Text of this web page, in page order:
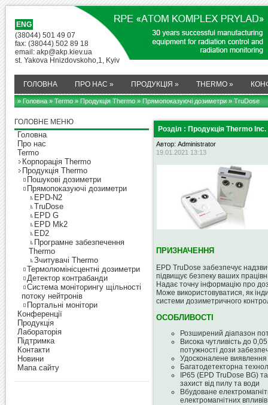
ENG
(38044) 501 49 07
fax: (38044) 502 89 18
email: akp@akp.kiev.ua
st. Yakova Hnizdovskoho,1, Kyiv
ГОЛОВНА ПРО НАС » ПРОДУКЦІЯ » THERMO »
» Головна»Termo»Продукція Thermo»Прямопоказуючі дозиметри» TruDose
ГОЛОВНЕ МЕНЮ
Головна
Про нас
Termo
Корпорація Thermo
Продукція Thermo
Пошукові дозиметри
Прямопоказуючі дозиметри
EPD-N2
TruDose
EPD G
EPD Mk2
ED2
Програмне забезпечення
Thermo
Зчитувачі Thermo
Термолюмінісцентні дозиметри
Детектор контрабанди
Система моніторингу щільності
потоку нейтронів
Портальні монітори
Конференції
Продукція
Лабораторія
Підтримка
Контакти
Новини
Мапа сайту
Розділ : Продукція Thermo
Автор: Administrator
19.01.2021 13:13
ПРИЗНАЧЕННЯ
EPD TruDose забезпечує
підвищує безпеку ваших
Надає точну інформацію про
Може використовуватися, як
системи дозиметричного
ОСОБЛИВОСТІ
Розширений діапазон
Висока чутливість до
потужності дози
Удосконалене виявлення
Багатодетекторна
IP65 (EPD TruDose BG)
захист від пилу та води
Вбудоване
електромагнітних